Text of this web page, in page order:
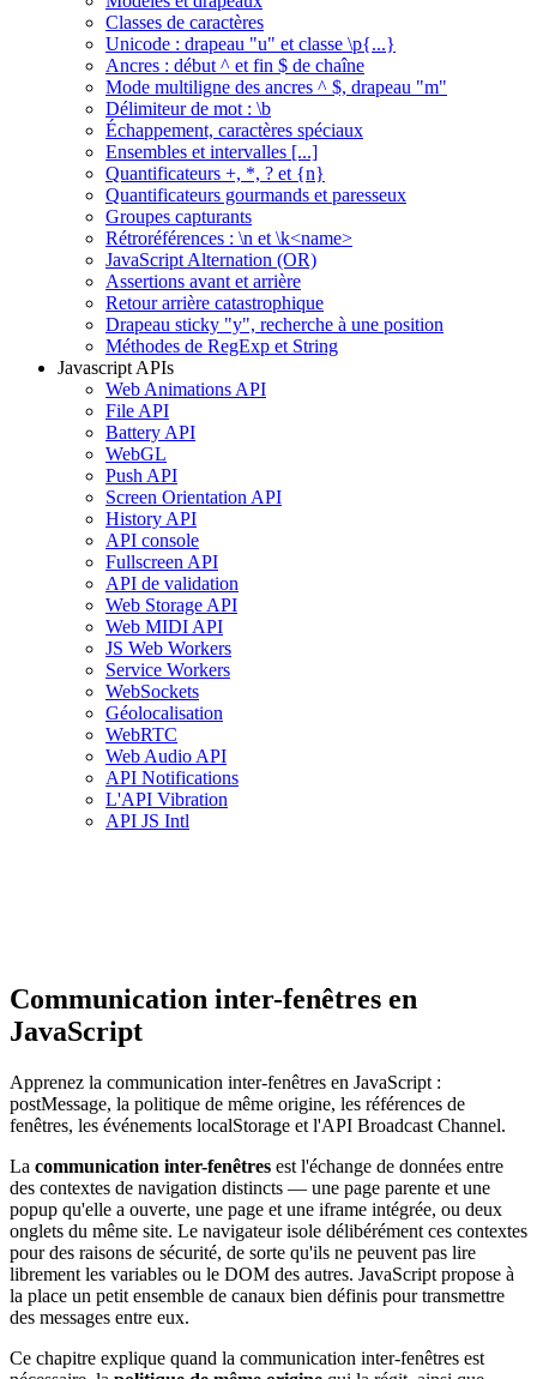
Classes de caractères
Unicode : drapeau "u" et classe \p{...}
Ancres : début ^ et fin $ de chaîne
Mode multiligne des ancres ^ $, drapeau "m"
Délimiteur de mot : \b
Échappement, caractères spéciaux
Ensembles et intervalles [...]
Quantificateurs +, *, ? et {n}
Quantificateurs gourmands et paresseux
Groupes capturants
Rétroréférences : \n et \k<name>
JavaScript Alternation (OR)
Assertions avant et arrière
Retour arrière catastrophique
Drapeau sticky "y", recherche à une position
Méthodes de RegExp et String
Javascript APIs
Web Animations API
File API
Battery API
WebGL
Push API
Screen Orientation API
History API
API console
Fullscreen API
API de validation
Web Storage API
Web MIDI API
JS Web Workers
Service Workers
WebSockets
Géolocalisation
WebRTC
Web Audio API
API Notifications
L'API Vibration
API JS Intl
Communication inter-fenêtres en
JavaScript
Apprenez la communication inter-fenêtres en JavaScript :
postMessage, la politique de même origine, les références de
fenêtres, les événements localStorage et l'API Broadcast Channel.
La communication inter-fenêtres est l'échange de données entre
des contextes de navigation distincts — une page parente et une
popup qu'elle a ouverte, une page et une iframe intégrée, ou deux
onglets du même site. Le navigateur isole délibérément ces contextes
pour des raisons de sécurité, de sorte qu'ils ne peuvent pas lire
librement les variables ou le DOM des autres. JavaScript propose à
la place un petit ensemble de canaux bien définis pour transmettre
des messages entre eux.
Ce chapitre explique quand la communication inter-fenêtres est